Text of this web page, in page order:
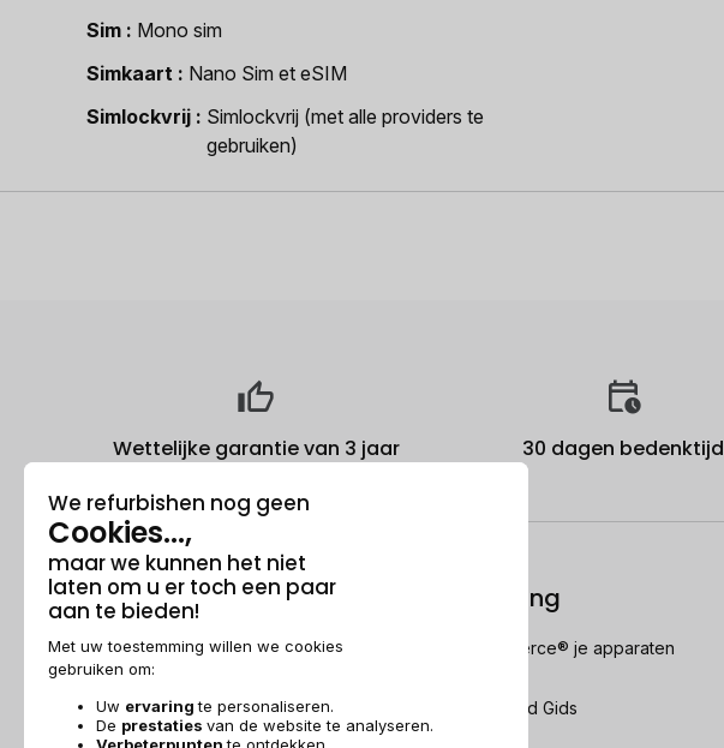
Sim
Mono sim
Simkaart
Nano Sim et eSIM
Simlockvrij
Simlockvrij (met alle providers te
gebruiken)
Wettelijke garantie van 3 jaar 30 dagen bedenktijd
Over ons
Wie is Recommerce®?
Dit wordt over ons gezegd
Refurbishing
Hoe Recommerce® je apparaten
De Refurbished Gids